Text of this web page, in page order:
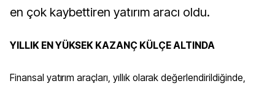
en çok kaybettiren yatırım aracı oldu.
YILLIK EN YÜKSEK KAZANÇ KÜLÇE ALTINDA
Finansal yatırım araçları, yıllık olarak değerlendirildiğinde,